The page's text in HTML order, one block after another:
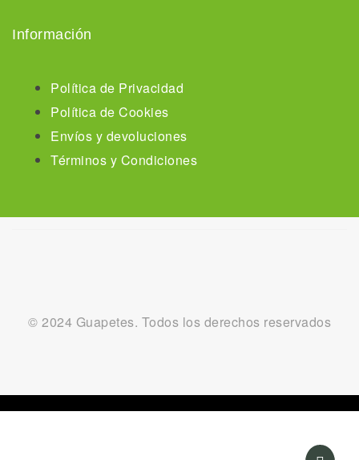
Información
Política de Privacidad
Política de Cookies
Envíos y devoluciones
Términos y Condiciones
© 2024 Guapetes. Todos los derechos reservados